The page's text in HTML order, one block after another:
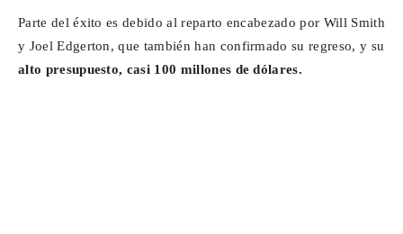
Parte del éxito es debido al reparto encabezado por Will Smith
y Joel Edgerton, que también han confirmado su regreso, y su
alto presupuesto, casi 100 millones de dólares.